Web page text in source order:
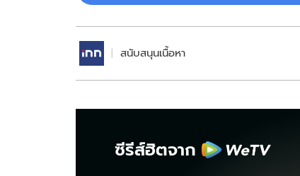
สนับสนุนเนื้อหา
ซีรีส์ฮิตจาก